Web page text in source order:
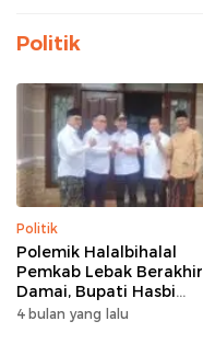
Politik
Politik
Polemik Halalbihalal
Pemkab Lebak Berakhir
Damai, Bupati Hasbi
Sambangi Kediaman
4 bulan yang lalu